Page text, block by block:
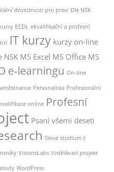
dovednosti pro praxi Dle NSK
ECDL ekvalifikační a profesní
IT kurzy kurzy on-line
NSK MS Excel MS Office MS
e-learningu On-line
Personalista Profesionální
online Profesní
Psaní všemi deseti
Sleva studium z
VisionsLabs Vzdělávací projekt
WordPress